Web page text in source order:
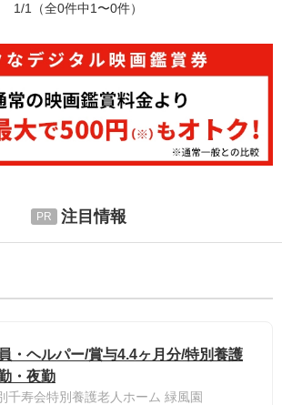
1/1 （全0件中1〜0件）
注目情報
・ヘルパー/賞与4.4ヶ月分/特別養護
・夜勤
千寿会特別養護老人ホーム 緑風園